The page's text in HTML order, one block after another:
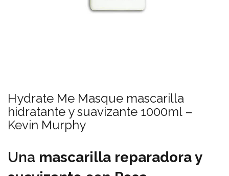
Hydrate Me Masque mascarilla
hidratante y suavizante 1000ml –
Kevin Murphy
Una mascarilla reparadora y